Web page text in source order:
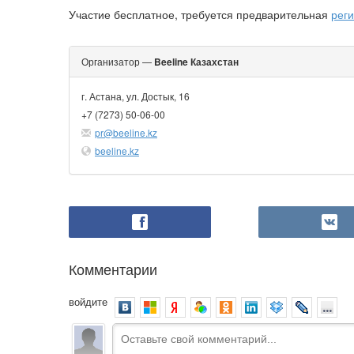
Участие бесплатное, требуется предварительная
Организатор — Beeline Казахстан
г. Астана, ул. Достык, 16
+7 (7273) 50-06-00
pr@beeline.kz
beeline.kz
Комментарии
войдите